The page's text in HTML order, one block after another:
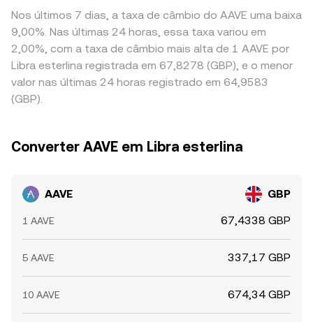
Nos últimos 7 dias, a taxa de câmbio do AAVE uma baixa
9,00%. Nas últimas 24 horas, essa taxa variou em
2,00%, com a taxa de câmbio mais alta de 1 AAVE por
Libra esterlina registrada em 67,8278 (GBP), e o menor
valor nas últimas 24 horas registrado em 64,9583
(GBP).
Converter AAVE em Libra esterlina
AAVE GBP
1 AAVE 67,4338 GBP
5 AAVE 337,17 GBP
10 AAVE 674,34 GBP